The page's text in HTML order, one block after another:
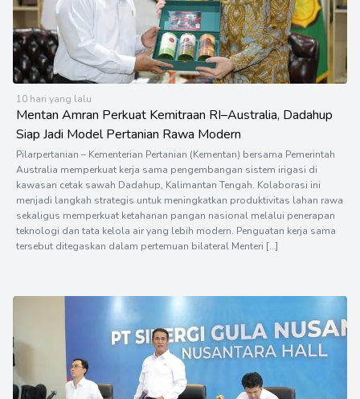
10 hari yang lalu
Mentan Amran Perkuat Kemitraan RI–Australia, Dadahup
Siap Jadi Model Pertanian Rawa Modern
Pilarpertanian – Kementerian Pertanian (Kementan) bersama Pemerintah
Australia memperkuat kerja sama pengembangan sistem irigasi di
kawasan cetak sawah Dadahup, Kalimantan Tengah. Kolaborasi ini
menjadi langkah strategis untuk meningkatkan produktivitas lahan rawa
sekaligus memperkuat ketahanan pangan nasional melalui penerapan
teknologi dan tata kelola air yang lebih modern. Penguatan kerja sama
tersebut ditegaskan dalam pertemuan bilateral Menteri […]